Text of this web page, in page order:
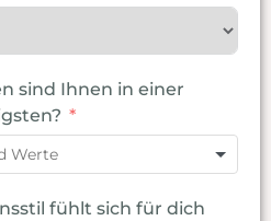
sind Ihnen in einer
fühlt sich für dich